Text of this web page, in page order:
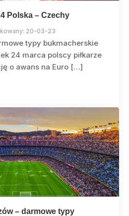
Polska – Czechy
20-03-23
typy bukmacherskie
24 marca polscy piłkarze
o awans na Euro […]
– darmowe typy